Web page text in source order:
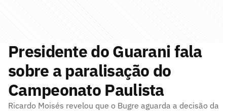
Presidente do Guarani fala
sobre a paralisação do
Campeonato Paulista
Ricardo Moisés revelou que o Bugre aguarda a decisão da